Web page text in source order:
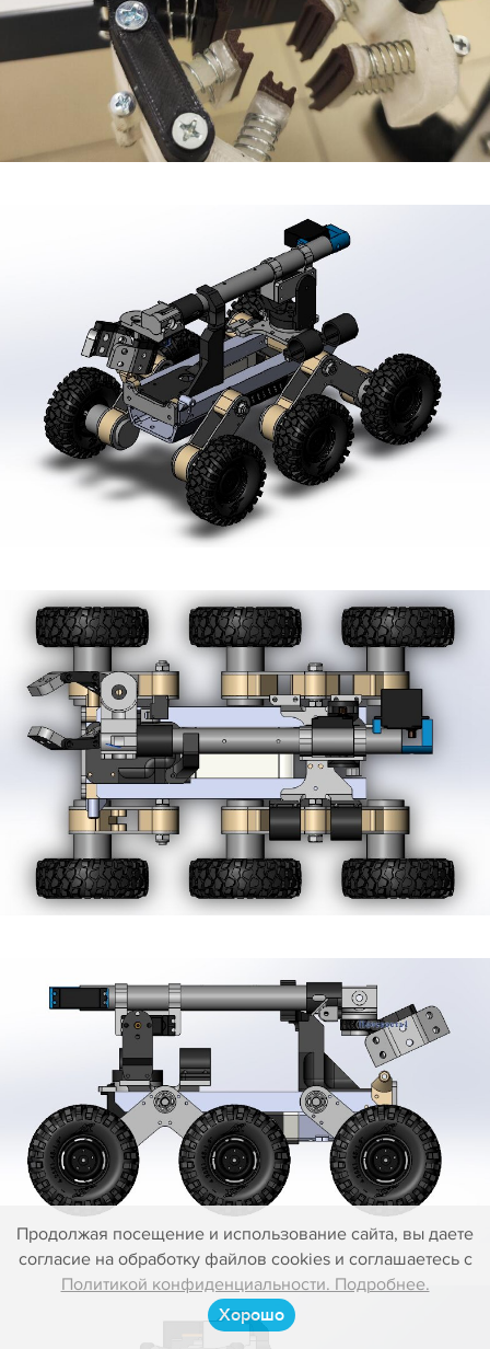
Продолжая посещение и использование сайта, вы даете
согласие на обработку файлов cookies и соглашаетесь с
Политикой конфиденциальности. Подробнее.
Хорошо